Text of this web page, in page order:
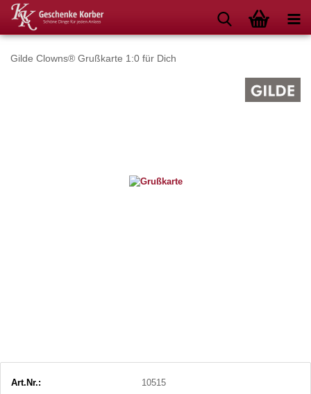
Gilde Clowns® Grußkarte 1:0 für Dich
Art.Nr.:
10515